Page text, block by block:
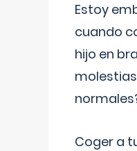
Estoy
cuando
hijo en
molestias
Coger a